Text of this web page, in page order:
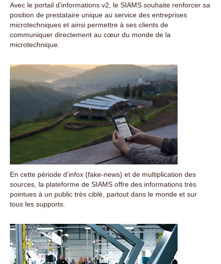
Avec le portail d’informations v2, le SIAMS souhaite renforcer sa
position de prestataire unique au service des entreprises
microtechniques et ainsi permettre à ses clients de
communiquer directement au cœur du monde de la
microtechnique.
En cette période d’infox (fake-news) et de multiplication des
sources, la plateforme de SIAMS offre des informations très
pointues à un public très ciblé, partout dans le monde et sur
tous les supports.